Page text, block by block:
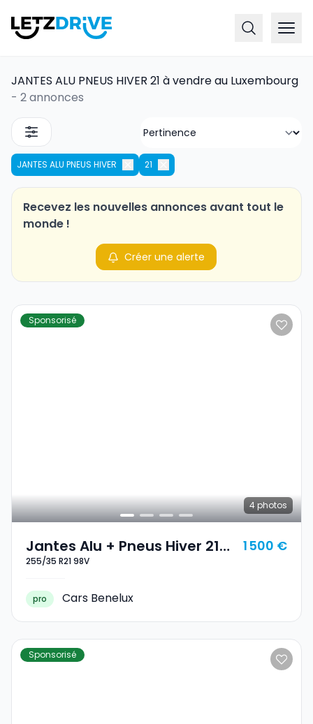
JANTES ALU PNEUS HIVER 21 à vendre au Luxembourg
- 2 annonces
JANTES ALU PNEUS HIVER 21
Recevez les nouvelles annonces avant tout le
monde !
Créer une alerte
Sponsorisé
4 photos
Jantes Alu + Pneus Hiver 21
255/35 R21 98V
255/35 R21 98V
1 500 €
pro Cars Benelux
Sponsorisé